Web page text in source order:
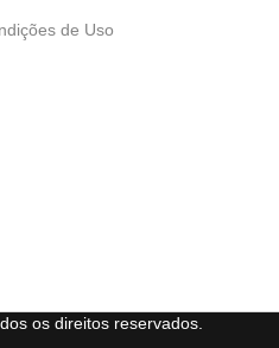
de Uso
os direitos reservados.